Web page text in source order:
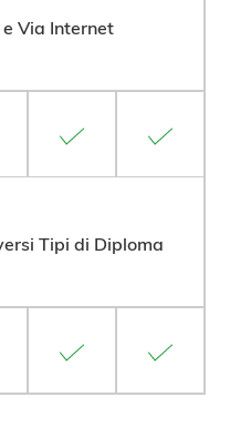
Via Internet
Tipi di Diploma